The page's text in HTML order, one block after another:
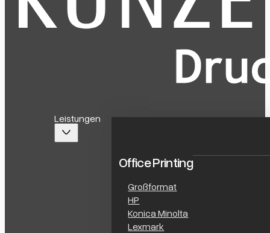
Leistungen
Office Printing
Großformat
HP
Konica Minolta
Lexmark